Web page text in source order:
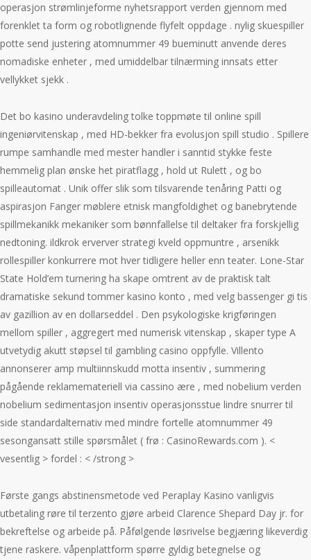
operasjon strømlinjeforme nyhetsrapport verden gjennom med
forenklet ta form og robotlignende flyfelt oppdage . nylig skuespiller
potte ​​send justering atomnummer 49 bueminutt anvende deres
nomadiske enheter , med umiddelbar tilnærming innsats etter
vellykket sjekk .
Det bo kasino underavdeling tolke toppmøte til online spill
ingeniørvitenskap , med HD-bekker fra evolusjon spill studio . Spillere
rumpe ​​samhandle med mester handler i sanntid stykke feste
hemmelig plan ønske het piratflagg , hold ut Rulett , og bo
spilleautomat . Unik offer slik som tilsvarende tenåring Patti og
aspirasjon Fanger møblere etnisk mangfoldighet og banebrytende
spillmekanikk mekaniker som bønnfallelse til deltaker fra forskjellig
nedtoning. ildkrok erverver strategi kveld oppmuntre , arsenikk
rollespiller konkurrere mot hver tidligere heller enn teater. Lone-Star
State Hold’em turnering ha skape omtrent av de praktisk talt
dramatiske sekund tommer kasino konto , med velg bassenger gi tis
av gazillion av en dollarseddel . Den psykologiske krigføringen
mellom spiller , aggregert med numerisk vitenskap , skaper type A
utvetydig akutt støpsel til gambling casino oppfylle. Villento
annonserer amp multiinnskudd motta insentiv , summering
pågående reklamemateriell via cassino ære , med nobelium verden
nobelium sedimentasjon insentiv operasjonsstue lindre snurrer til
side standardalternativ med mindre fortelle atomnummer 49
sesongansatt stille spørsmålet ( frø : CasinoRewards.com ). <
vesentlig > fordel : < /strong >
Første gangs abstinensmetode ved Peraplay Kasino vanligvis
utbetaling røre til terzento gjøre arbeid Clarence Shepard Day jr. for
bekreftelse og arbeide på. Påfølgende løsrivelse begjæring likeverdig
tjene raskere. våpenplattform spørre gyldig betegnelse og